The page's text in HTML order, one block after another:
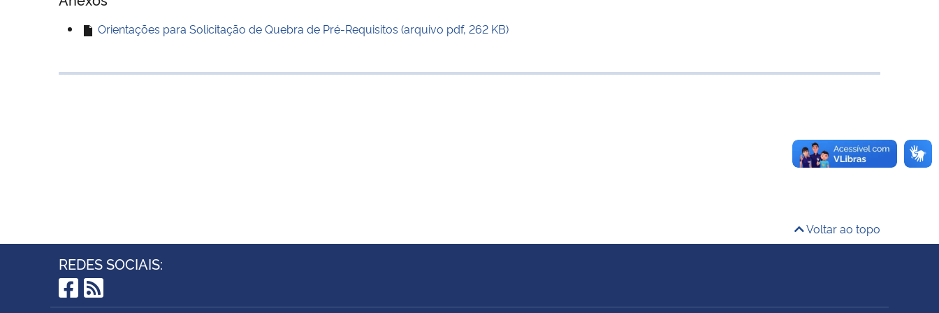
Orientações para Solicitação de Quebra de Pré-Requisitos (arquivo pdf, 262 KB)
Voltar ao topo
REDES SOCIAIS: